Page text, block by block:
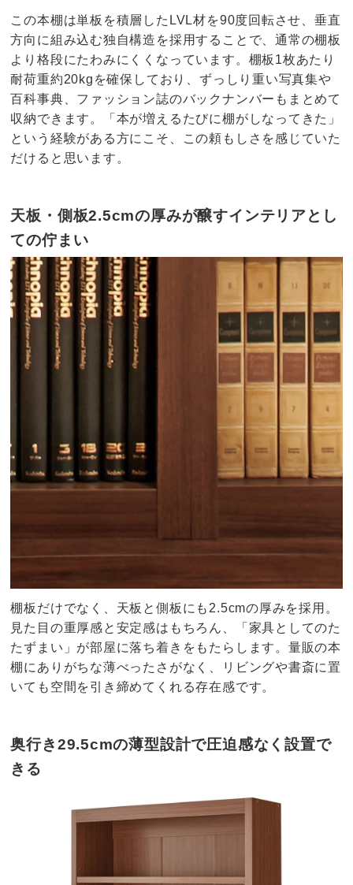
この本棚は単板を積層したLVL材を90度回転させ、垂直
方向に組み込む独自構造を採用することで、通常の棚板
より格段にたわみにくくなっています。棚板1枚あたり
耐荷重約20kgを確保しており、ずっしり重い写真集や
百科事典、ファッション誌のバックナンバーもまとめて
収納できます。「本が増えるたびに棚がしなってきた」
という経験がある方にこそ、この頼もしさを感じていた
だけると思います。
天板・側板2.5cmの厚みが醸すインテリアとし
ての佇まい
棚板だけでなく、天板と側板にも2.5cmの厚みを採用。
見た目の重厚感と安定感はもちろん、「家具としてのた
たずまい」が部屋に落ち着きをもたらします。量販の本
棚にありがちな薄べったさがなく、リビングや書斎に置
いても空間を引き締めてくれる存在感です。
奥行き29.5cmの薄型設計で圧迫感なく設置で
きる